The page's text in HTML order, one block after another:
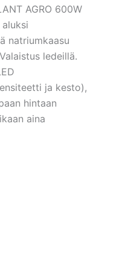
AGRO 600W
natriumkaasu
ledeillä.
ja kesto),
hintaan
aina